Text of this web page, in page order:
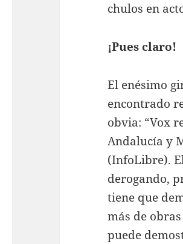
chulos en
¡Pues claro!
El enésimo
encontrado
obvia: “Vox
Andalucía y
(InfoLibre).
derogando,
tiene que
más de
puede